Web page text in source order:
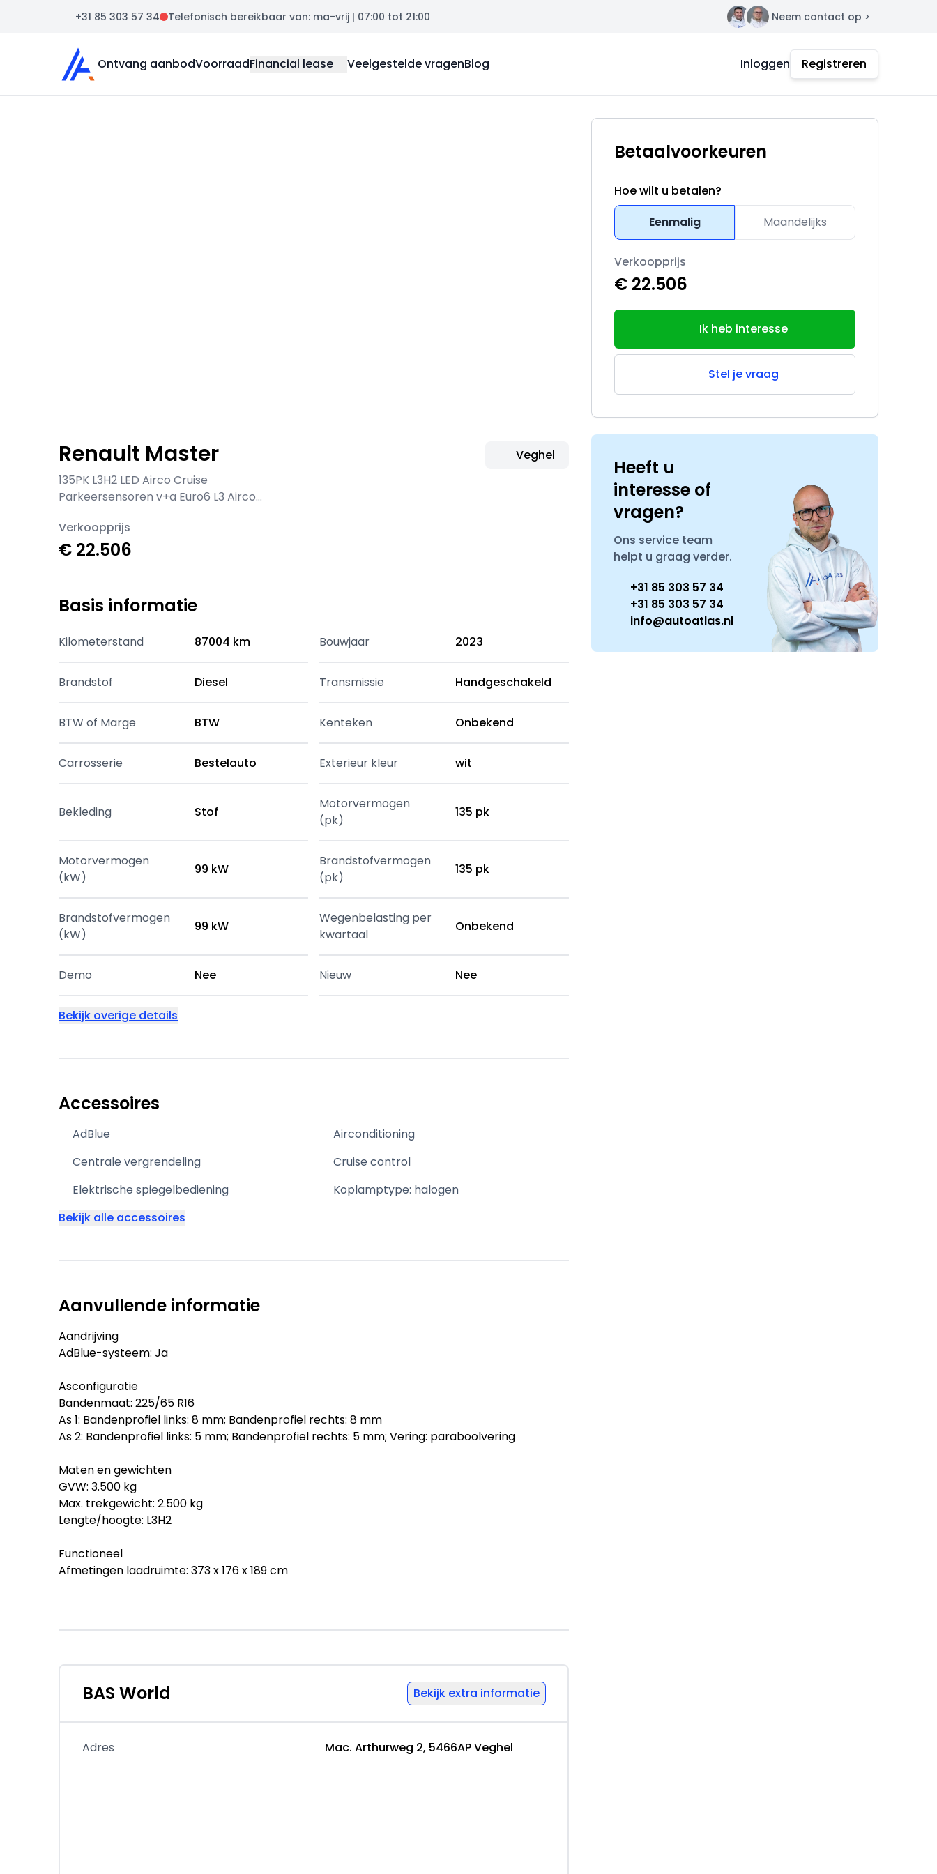
+31 85 303 57 34 Telefonisch bereikbaar van: ma-vrij | 07:00 tot 21:00 Contact Neem contact op >
Auto Atlas
Ontvang aanbodVoorraadFinancial lease Veelgestelde vragenBlog Inloggen Registreren
Renault Master
135PK L3H2 LED Airco Cruise
Parkeersensoren v+a Euro6 L3 Airco
Veghel
Verkoopprijs
€ 22.506
Betaalvoorkeuren
Hoe wilt u betalen?
Eenmalig
Maandelijks
Verkoopprijs
€ 22.506
Ik heb interesse
Stel je vraag
Heeft u
interesse of
vragen?
Ons service team
helpt u graag verder.
+31 85 303 57 34
+31 85 303 57 34
info@autoatlas.nl
Basis informatie
Kilometerstand 87004 km Bouwjaar 2023
Brandstof Diesel Transmissie Handgeschakeld
BTW of Marge BTW Kenteken Onbekend
Carrosserie Bestelauto Exterieur kleur wit
Bekleding Stof
Motorvermogen
(pk)
135 pk
Motorvermogen
(kW)
99 kW
Brandstofvermogen
(pk)
135 pk
Brandstofvermogen
(kW)
99 kW
Wegenbelasting per
kwartaal
Onbekend
Demo Nee Nieuw Nee
Bekijk overige details
Accessoires
AdBlue
Airconditioning
Centrale vergrendeling
Cruise control
Elektrische spiegelbediening
Koplamptype: halogen
Bekijk alle accessoires
Aanvullende informatie
Aandrijving
AdBlue-systeem: Ja
Asconfiguratie
Bandenmaat: 225/65 R16
As 1: Bandenprofiel links: 8 mm; Bandenprofiel rechts: 8 mm
As 2: Bandenprofiel links: 5 mm; Bandenprofiel rechts: 5 mm; Vering: paraboolvering
Maten en gewichten
GVW: 3.500 kg
Max. trekgewicht: 2.500 kg
Lengte/hoogte: L3H2
Functioneel
Afmetingen laadruimte: 373 x 176 x 189 cm
Referentienummer: 70325237
= Bedrijfsinformatie =
meer dan 1000 bedrijfswagens op voorraad. Daarnaast hebben we bij BAS World onze eigen
BAS World Bekijk extra informatie
Adres Mac. Arthurweg 2, 5466AP Veghel